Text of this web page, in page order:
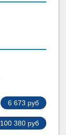
6 673 руб
100 380 руб